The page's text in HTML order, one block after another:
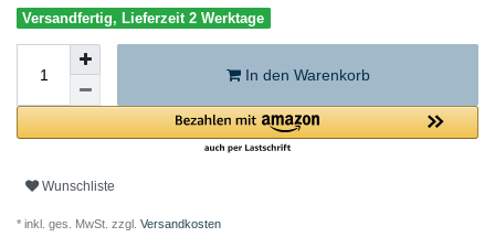
Versandfertig, Lieferzeit 2 Werktage
In den Warenkorb
Wunschliste
* inkl. ges. MwSt. zzgl. Versandkosten